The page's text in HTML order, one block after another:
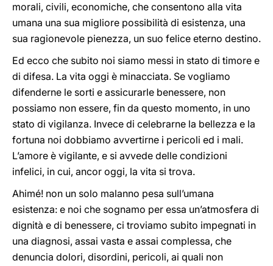
morali, civili, economiche, che consentono alla vita
umana una sua migliore possibilità di esistenza, una
sua ragionevole pienezza, un suo felice eterno destino.
Ed ecco che subito noi siamo messi in stato di timore e
di difesa. La vita oggi è minacciata. Se vogliamo
difenderne le sorti e assicurarle benessere, non
possiamo non essere, fin da questo momento, in uno
stato di vigilanza. Invece di celebrarne la bellezza e la
fortuna noi dobbiamo avvertirne i pericoli ed i mali.
L’amore è vigilante, e si avvede delle condizioni
infelici, in cui, ancor oggi, la vita si trova.
Ahimé! non un solo malanno pesa sull’umana
esistenza: e noi che sognamo per essa un’atmosfera di
dignità e di benessere, ci troviamo subito impegnati in
una diagnosi, assai vasta e assai complessa, che
denuncia dolori, disordini, pericoli, ai quali non